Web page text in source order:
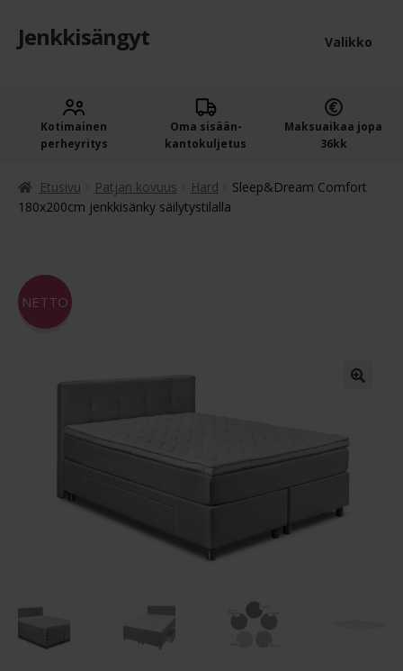
Siirry
navigointiin
Siirry
sisältöön
Jenkkisängyt Valikko
Jenkkisängyt
tason
Oheistuotteet
Kassa
Jenkkisängyn ostajan opas
Maksuehdot
Blogi – Jenkkisänky
Kotimainen
perheyritys
Oma sisään­
kantokuljetus
Maksuaikaa jopa
36kk
Etusivu Patjan kovuus Hard
Sleep&Dream Comfort
180x200cm jenkkisänky säilytystilalla
NETTO